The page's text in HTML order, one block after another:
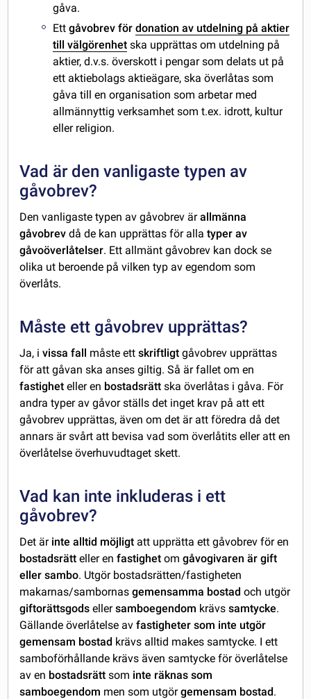
gåva.
Ettgåvobrev fördonation av utdelning på aktier
till välgörenhet ska upprättas om utdelning på
aktier, d.v.s. överskott i pengar som delats ut på
ett aktiebolags aktieägare, ska överlåtas som
gåva till en organisation som arbetar med
allmännyttig verksamhet som t.ex. idrott, kultur
eller religion.
Vad är den vanligaste typen av
gåvobrev?
Den vanligaste typen av gåvobrev ärallmänna
gåvobrev då de kan upprättas för alla typer av
gåvoöverlåtelser. Ett allmänt gåvobrev kan dock se
olika ut beroende på vilken typ av egendom som
överlåts.
Måste ett gåvobrev upprättas?
Ja, ivissa fall måste ettskriftligt gåvobrev upprättas
för att gåvan ska anses giltig. Så är fallet om en
fastighet eller en bostadsrätt ska överlåtas i gåva. För
andra typer av gåvor ställs det inget krav på att ett
gåvobrev upprättas, även om det är att föredra då det
annars är svårt att bevisa vad som överlåtits eller att en
överlåtelse överhuvudtaget skett.
Vad kan inte inkluderas i ett
gåvobrev?
Det är inte alltid möjligt att upprätta ett gåvobrev för en
bostadsrätt eller enfastighet omgåvogivaren är gift
eller sambo. Utgör bostadsrätten/fastigheten
makarnas/sambornasgemensamma bostad och utgör
giftorättsgods ellersamboegendom krävssamtycke.
Gällande överlåtelse avfastigheter som inte utgör
gemensam bostad krävs alltid makes samtycke. I ett
samboförhållande krävs även samtycke för överlåtelse
av en bostadsrätt som inte räknas som
samboegendom men som utgörgemensam bostad.